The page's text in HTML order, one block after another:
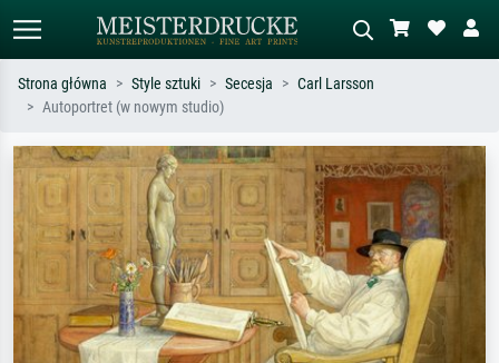
Szukaj wg artysty, tytułu lub stylu – np.
Monet, Gwiaździsta noc,
impresjonizm, fala Hokusaia, akt.
Opisz scenę – np. zielona łąka,
abstrakcja z czerwienią, ciemny olej,
stojący akt obok drzewa.
Strona główna Style sztuki Secesja
Carl Larsson
Autoportret (w nowym studio)